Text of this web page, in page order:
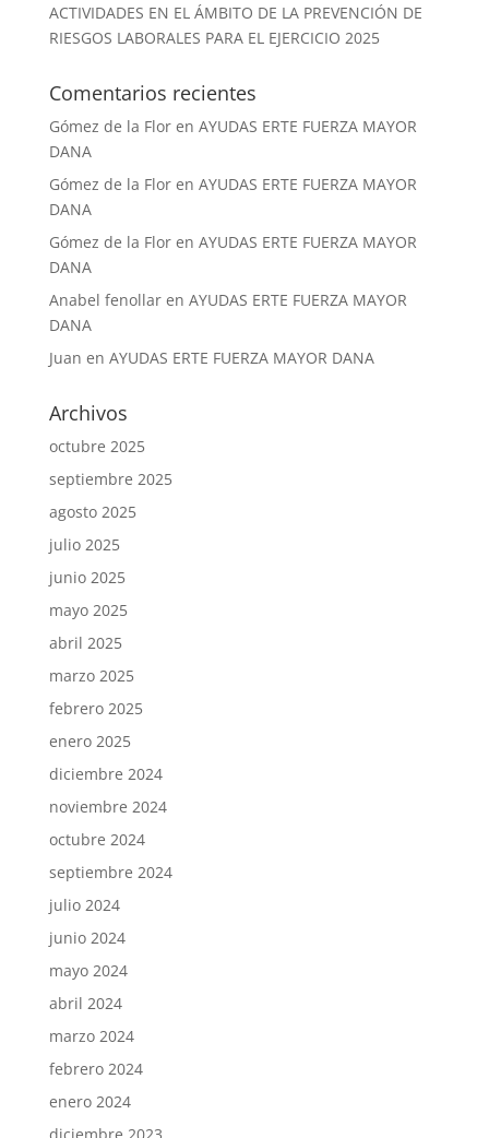
ACTIVIDADES EN EL ÁMBITO DE LA PREVENCIÓN DE
RIESGOS LABORALES PARA EL EJERCICIO 2025
Comentarios recientes
Gómez de la Floren AYUDAS ERTE FUERZA MAYOR
DANA
Gómez de la Floren AYUDAS ERTE FUERZA MAYOR
DANA
Gómez de la Floren AYUDAS ERTE FUERZA MAYOR
DANA
Anabel fenollaren AYUDAS ERTE FUERZA MAYOR
DANA
Juan en AYUDAS ERTE FUERZA MAYOR DANA
Archivos
octubre 2025
septiembre 2025
agosto 2025
julio 2025
junio 2025
mayo 2025
abril 2025
marzo 2025
febrero 2025
enero 2025
diciembre 2024
noviembre 2024
octubre 2024
septiembre 2024
julio 2024
junio 2024
mayo 2024
abril 2024
marzo 2024
febrero 2024
enero 2024